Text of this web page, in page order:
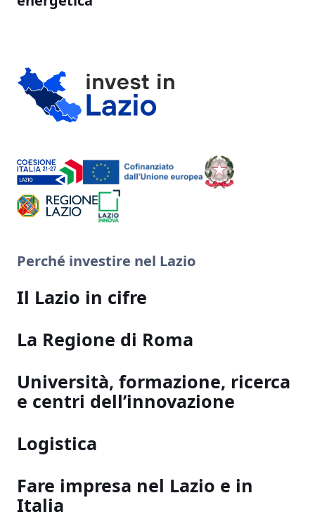
Perché investire nel Lazio
Il Lazio in cifre
La Regione di Roma
Università, formazione, ricerca
e centri dell’innovazione
Logistica
Fare impresa nel Lazio e in
Italia